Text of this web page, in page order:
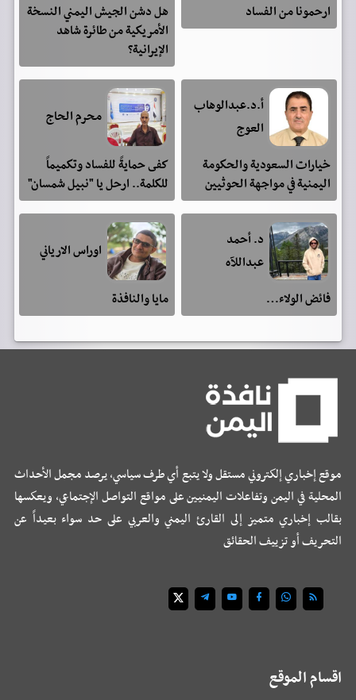
ارحمونا من الفساد
هل دشن الجيش اليمني النسخة
الأمريكية من طائرة شاهد
الإيرانية؟
أ.د.عبدالوهاب
العوج
خيارات السعودية والحكومة
اليمنية في مواجهة الحوثيين
محرم الحاج
كفى حمايةً للفساد وتكميماً
للكلمة.. ارحل يا "نبيل شمسان"
د. أحمد
عبداللآه
فائض الولاء…
اوراس الارياني
مايا والنافذة
موقع إخباري إلكتروني مستقل ولا يتبع أي طرف سياسي، يرصد مجمل الأحداث
المحلية في اليمن وتفاعلات اليمنيين على مواقع التواصل الإجتماعي، ويعكسها
بقالب إخباري متميز إلى القارئ اليمني والعربي على حد سواء بعيداً عن
التحريف أو تزييف الحقائق
اقسام الموقع